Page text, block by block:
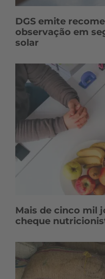
DGS emite
observação em
solar
Mais de cinco mil
cheque